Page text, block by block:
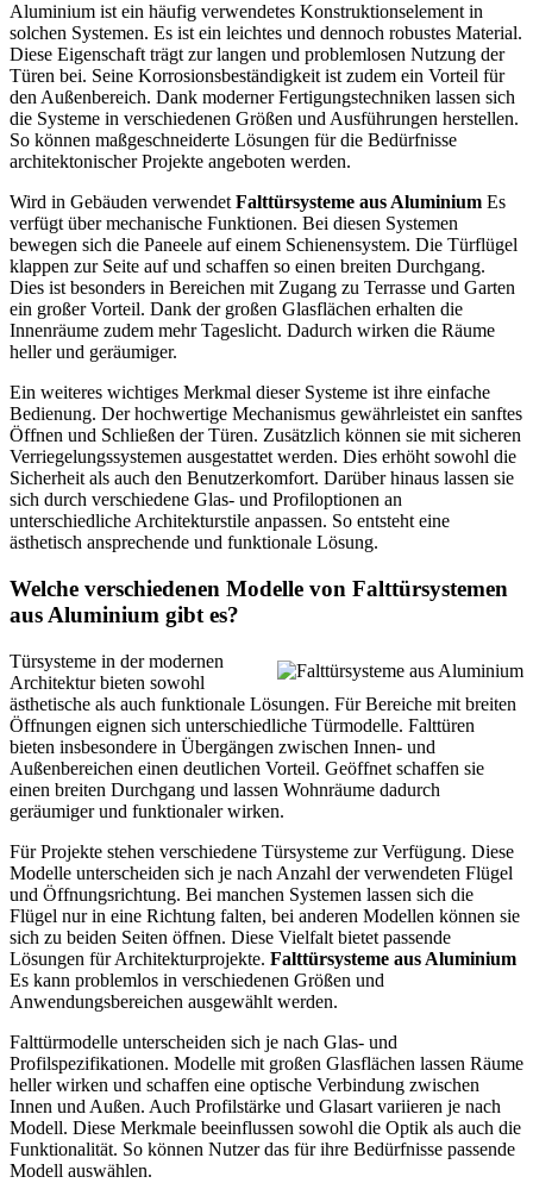
Aluminium ist ein häufig verwendetes Konstruktionselement in
solchen Systemen. Es ist ein leichtes und dennoch robustes Material.
Diese Eigenschaft trägt zur langen und problemlosen Nutzung der
Türen bei. Seine Korrosionsbeständigkeit ist zudem ein Vorteil für
den Außenbereich. Dank moderner Fertigungstechniken lassen sich
die Systeme in verschiedenen Größen und Ausführungen herstellen.
So können maßgeschneiderte Lösungen für die Bedürfnisse
architektonischer Projekte angeboten werden.
Wird in Gebäuden verwendet Falttürsysteme aus Aluminium Es
verfügt über mechanische Funktionen. Bei diesen Systemen
bewegen sich die Paneele auf einem Schienensystem. Die Türflügel
klappen zur Seite auf und schaffen so einen breiten Durchgang.
Dies ist besonders in Bereichen mit Zugang zu Terrasse und Garten
ein großer Vorteil. Dank der großen Glasflächen erhalten die
Innenräume zudem mehr Tageslicht. Dadurch wirken die Räume
heller und geräumiger.
Ein weiteres wichtiges Merkmal dieser Systeme ist ihre einfache
Bedienung. Der hochwertige Mechanismus gewährleistet ein sanftes
Öffnen und Schließen der Türen. Zusätzlich können sie mit sicheren
Verriegelungssystemen ausgestattet werden. Dies erhöht sowohl die
Sicherheit als auch den Benutzerkomfort. Darüber hinaus lassen sie
sich durch verschiedene Glas- und Profiloptionen an
unterschiedliche Architekturstile anpassen. So entsteht eine
ästhetisch ansprechende und funktionale Lösung.
Welche verschiedenen Modelle von Falttürsystemen
aus Aluminium gibt es?
Türsysteme in der modernen
Architektur bieten sowohl
ästhetische als auch funktionale Lösungen. Für Bereiche mit breiten
Öffnungen eignen sich unterschiedliche Türmodelle. Falttüren
bieten insbesondere in Übergängen zwischen Innen- und
Außenbereichen einen deutlichen Vorteil. Geöffnet schaffen sie
einen breiten Durchgang und lassen Wohnräume dadurch
geräumiger und funktionaler wirken.
Für Projekte stehen verschiedene Türsysteme zur Verfügung. Diese
Modelle unterscheiden sich je nach Anzahl der verwendeten Flügel
und Öffnungsrichtung. Bei manchen Systemen lassen sich die
Flügel nur in eine Richtung falten, bei anderen Modellen können sie
sich zu beiden Seiten öffnen. Diese Vielfalt bietet passende
Lösungen für Architekturprojekte. Falttürsysteme aus Aluminium
Es kann problemlos in verschiedenen Größen und
Anwendungsbereichen ausgewählt werden.
Falttürmodelle unterscheiden sich je nach Glas- und
Profilspezifikationen. Modelle mit großen Glasflächen lassen Räume
heller wirken und schaffen eine optische Verbindung zwischen
Innen und Außen. Auch Profilstärke und Glasart variieren je nach
Modell. Diese Merkmale beeinflussen sowohl die Optik als auch die
Funktionalität. So können Nutzer das für ihre Bedürfnisse passende
Modell auswählen.